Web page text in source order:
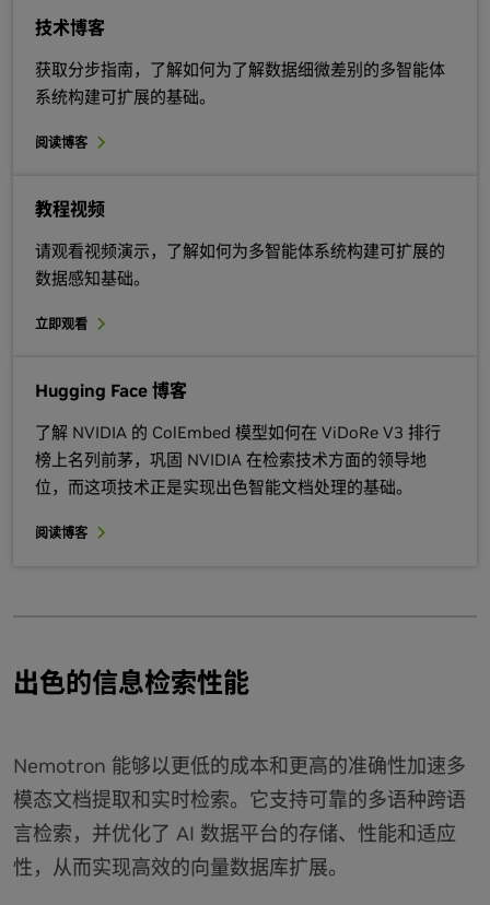
技术博客
获取分步指南，了解如何为了解数据细微差别的多智能体
系统构建可扩展的基础。
阅读博客
教程视频
请观看视频演示，了解如何为多智能体系统构建可扩展的
数据感知基础。
立即观看
Hugging Face 博客
了解 NVIDIA 的 ColEmbed 模型如何在 ViDoRe V3 排行
榜上名列前茅，巩固 NVIDIA 在检索技术方面的领导地
位，而这项技术正是实现出色智能文档处理的基础。
阅读博客
出色的信息检索性能
Nemotron 能够以更低的成本和更高的准确性加速多
模态文档提取和实时检索。它支持可靠的多语种跨语
言检索，并优化了 AI 数据平台的存储、性能和适应
性，从而实现高效的向量数据库扩展。